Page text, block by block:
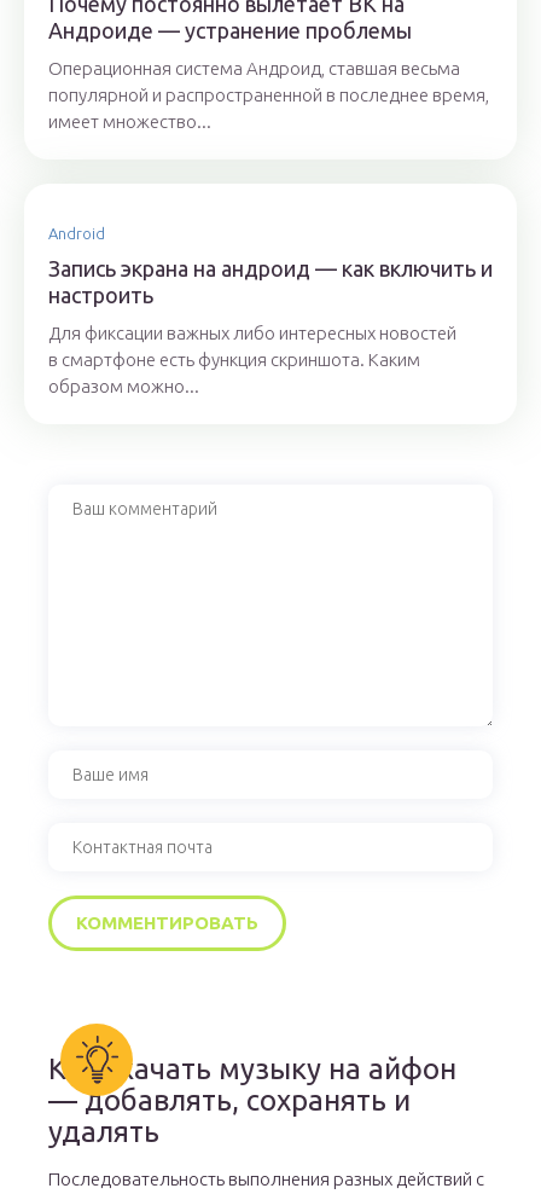
Андроиде — устранение проблемы
Операционная система Андроид, ставшая весьма
популярной и распространенной в последнее время,
имеет множество...
Android
Запись экрана на андроид — как включить и
настроить
Для фиксации важных либо интересных новостей
в смартфоне есть функция скриншота. Каким
образом можно...
Как скачать музыку на айфон
— добавлять, сохранять и
удалять
Последовательность выполнения разных действий с